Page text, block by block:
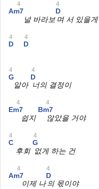
Am7
4
널 바라보
D
4
며 서 있을게
D
4
D
4
G
4
알아
D
4
너의 결정이
Em7
4
쉽지
Bm7
4
않았을 거야
C
4
후회
G
4
없게 하는 건
Am7
4
이제 나
D
4
의 몫이야